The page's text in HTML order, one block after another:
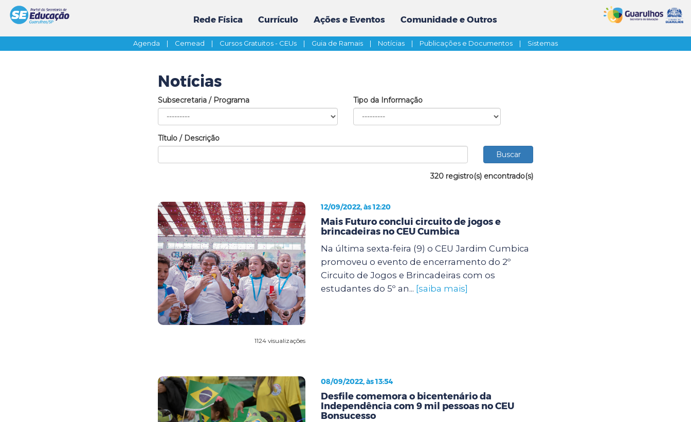
Rede Física Currículo Ações e Eventos Comunidade e Outros
Agenda | Cemead | Cursos Gratuitos - CEUs | Guia de Ramais | Notícias | Publicações e Documentos | Sistemas
Notícias
Subsecretaria / Programa Tipo da Informação
Título / Descrição
320 registro(s) encontrado(s)
1124 visualizações
12/09/2022, às 12:20
Mais Futuro conclui circuito de jogos e
brincadeiras no CEU Cumbica
Na última sexta-feira (9) o CEU Jardim Cumbica
promoveu o evento de encerramento do 2º
Circuito de Jogos e Brincadeiras com os
estudantes do 5º an... [saiba mais]
08/09/2022, às 13:54
Desfile comemora o bicentenário da
Independência com 9 mil pessoas no CEU
Bonsucesso